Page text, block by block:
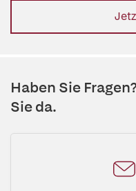
Haben Sie
Sie da.